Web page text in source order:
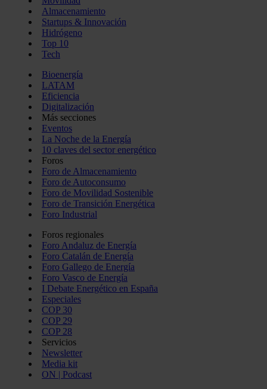
Almacenamiento
Startups & Innovación
Hidrógeno
Top 10
Tech
Bioenergía
LATAM
Eficiencia
Digitalización
Más secciones
Eventos
La Noche de la Energía
10 claves del sector energético
Foros
Foro de Almacenamiento
Foro de Autoconsumo
Foro de Movilidad Sostenible
Foro de Transición Energética
Foro Industrial
Foros regionales
Foro Andaluz de Energía
Foro Catalán de Energía
Foro Gallego de Energía
Foro Vasco de Energía
I Debate Energético en España
Especiales
COP 30
COP 29
COP 28
Servicios
Newsletter
Media kit
ON | Podcast